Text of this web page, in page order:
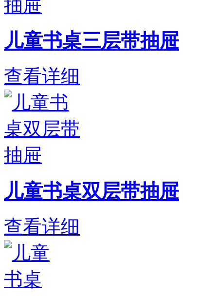
儿童书桌三层带抽屉
查看详细
儿童书桌双层带抽屉
查看详细